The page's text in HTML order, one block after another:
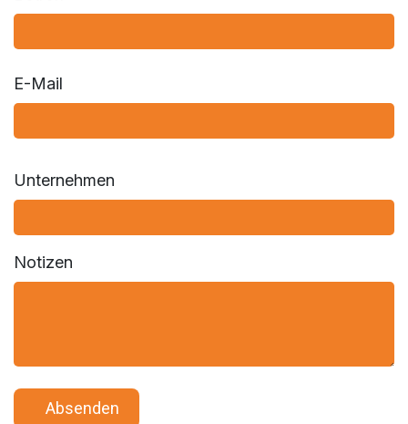
E-Mail
Unternehmen
Notizen
​ ​ ​ A​​​​bsenden